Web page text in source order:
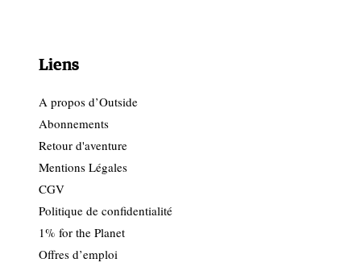
Liens
A propos d’Outside
Abonnements
Retour d'aventure
Mentions Légales
CGV
Politique de confidentialité
1% for the Planet
Offres d’emploi